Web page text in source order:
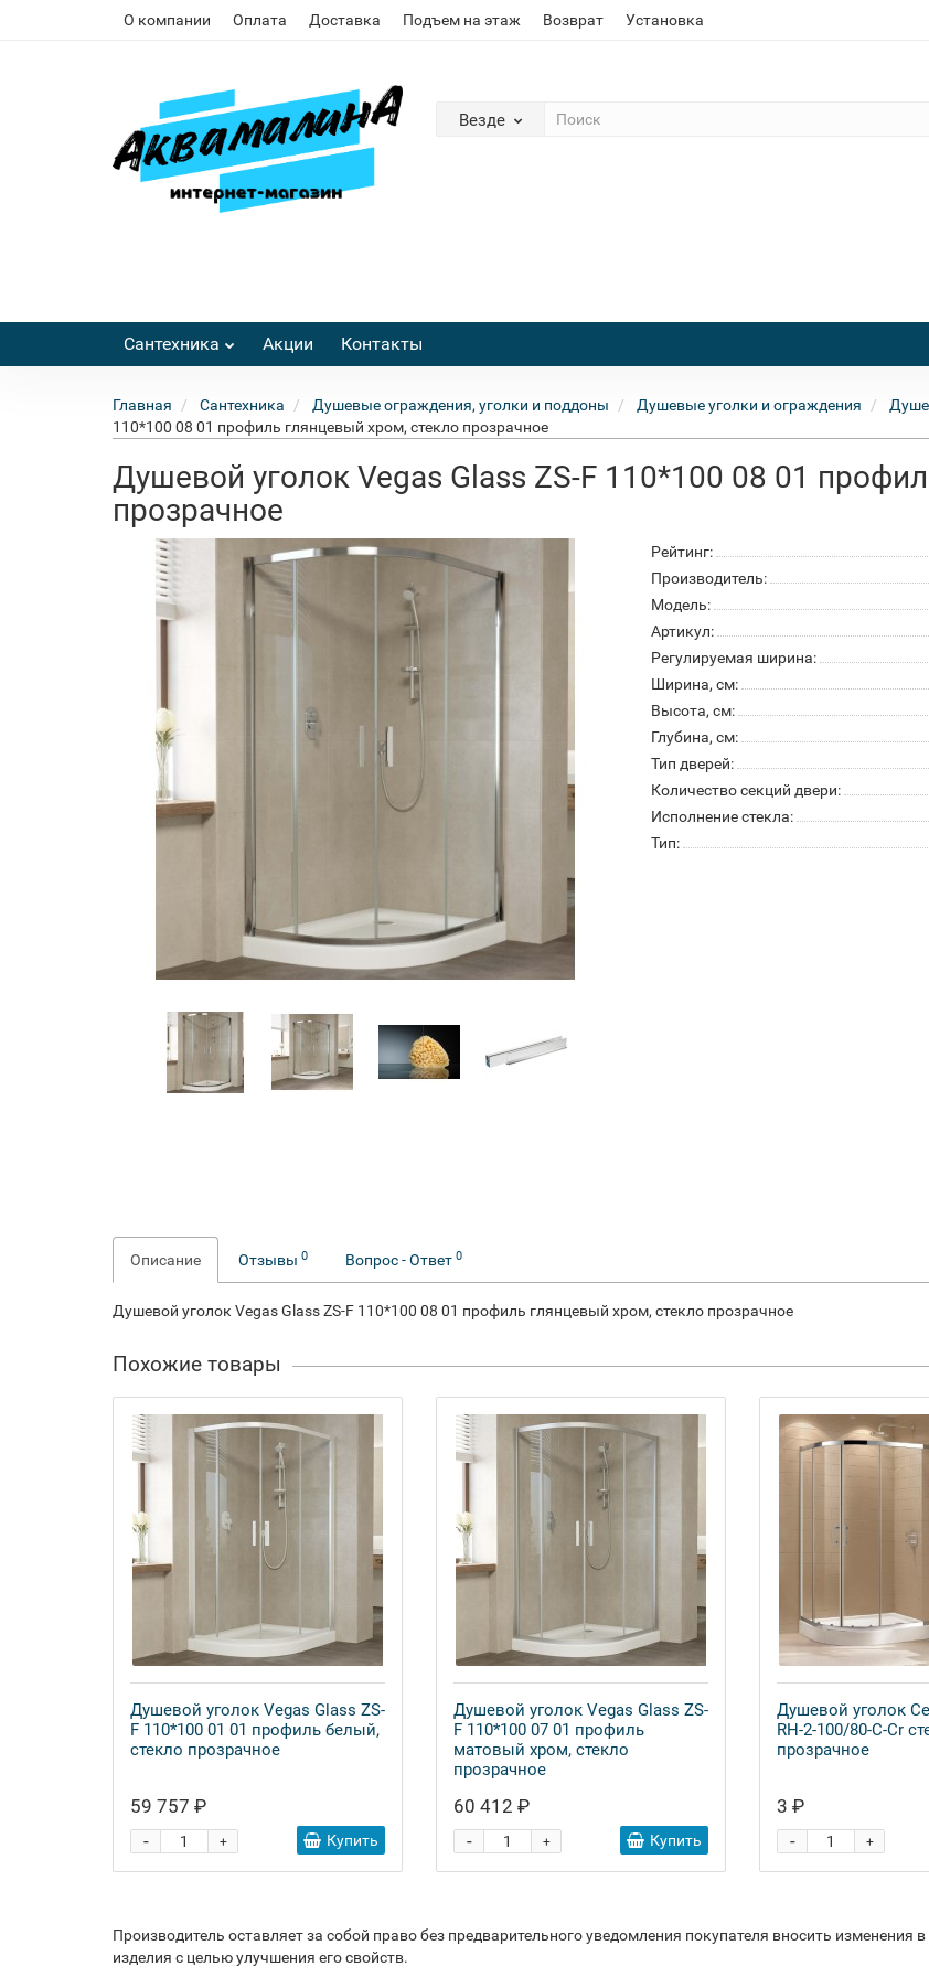
О компании Оплата Доставка Подъем на этаж Возврат Установка
Везде
Сантехника Акции Контакты
Главная Сантехника Душевые ограждения, уголки и поддоны Душевые уголки и ограждения
110*100 08 01 профиль глянцевый хром, стекло прозрачное
Душевой уголок Vegas Glass ZS-F 110*100 08 01
прозрачное
Рейтинг:
Производитель:
Модель:
Артикул:
Регулируемая ширина:
Ширина, см:
Высота, см:
Глубина, см:
Тип дверей:
Количество секций двери:
Исполнение стекла:
Тип:
Описание Отзывы 0 Вопрос - Ответ 0
Душевой уголок Vegas Glass ZS-F 110*100 08 01 профиль глянцевый хром, стекло прозрачное
Похожие товары
Душевой уголок Vegas Glass ZS-
F 110*100 01 01 профиль белый,
стекло прозрачное
59 757 ₽
+
- Купить
Душевой уголок Vegas Glass ZS-
F 110*100 07 01 профиль
матовый хром, стекло
прозрачное
60 412 ₽
+
- Купить
Душевой уголок
RH-2-100/80-C-Cr
прозрачное
3 ₽
+
-
Производитель оставляет за собой право без предварительного уведомления покупателя вносить
изделия с целью улучшения его свойств.